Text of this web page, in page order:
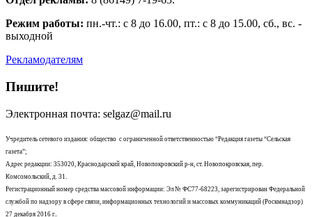
Режим работы: пн.-чт.: с 8 до 16.00, пт.: с 8 до 15.00, сб., вс. -
выходной
Рекламодателям
Пишите!
Электронная почта: selgaz@mail.ru
Учредитель сетевого издания: общество с ограниченной ответственностью “Редакция газеты “Сельская
газета”;
Адрес редакции: 353020, Краснодарский край, Новопокровский р-н, ст. Новопокровская, пер.
Комсомольский, д. 31.
Регистрационный номер средства массовой информации: Эл № ФС77-68223, зарегистрирован Федеральной
службой по надзору в сфере связи, информационных технологий и массовых коммуникаций (Роскмнадзор)
27 декабря 2016 г..